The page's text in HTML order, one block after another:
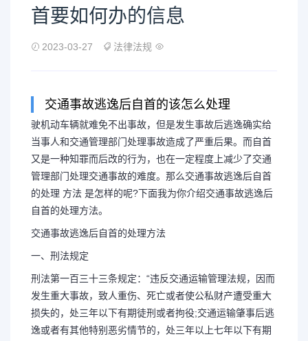
首要如何办的信息
2023-03-27 法律法规
交通事故逃逸后自首的该怎么处理
驶机动车辆就难免不出事故，但是发生事故后逃逸确实给
当事人和交通管理部门处理事故造成了严重后果。而自首
又是一种知罪而后改的行为，也在一定程度上减少了交通
管理部门处理交通事故的难度。那么交通事故逃逸后自首
的处理 方法 是怎样的呢?下面我为你介绍交通事故逃逸后
自首的处理方法。
交通事故逃逸后自首的处理方法
一、刑法规定
刑法第一百三十三条规定：“违反交通运输管理法规，因而
发生重大事故，致人重伤、死亡或者使公私财产遭受重大
损失的，处三年以下有期徒刑或者拘役;交通运输肇事后逃
逸或者有其他特别恶劣情节的，处三年以上七年以下有期
关于交通肇事逃逸后投案
信息
交通事故逃逸后自首的该怎么
出事故，但是发生事故后逃逸确实
处理事故造成了严重后果。而自首